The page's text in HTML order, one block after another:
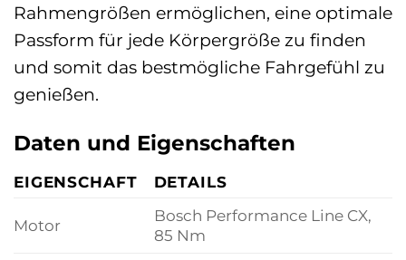
Rahmengrößen ermöglichen, eine optimale
Passform für jede Körpergröße zu finden
und somit das bestmögliche Fahrgefühl zu
genießen.
Daten und Eigenschaften
EIGENSCHAFT DETAILS
Motor
Bosch Performance Line CX,
85 Nm